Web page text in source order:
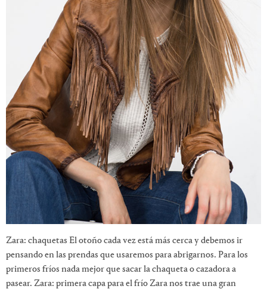
Zara: chaquetas El otoño cada vez está más cerca y debemos ir
pensando en las prendas que usaremos para abrigarnos. Para los
primeros fríos nada mejor que sacar la chaqueta o cazadora a
pasear. Zara: primera capa para el frío Zara nos trae una gran